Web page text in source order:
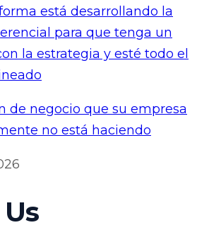
de negocio que su empresa
no está haciendo